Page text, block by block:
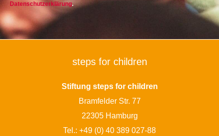
Datenschutzerklärung.
steps for children
Stiftung steps for children
Bramfelder Str. 77
22305 Hamburg
Tel.: +49 (0) 40 389 027-88